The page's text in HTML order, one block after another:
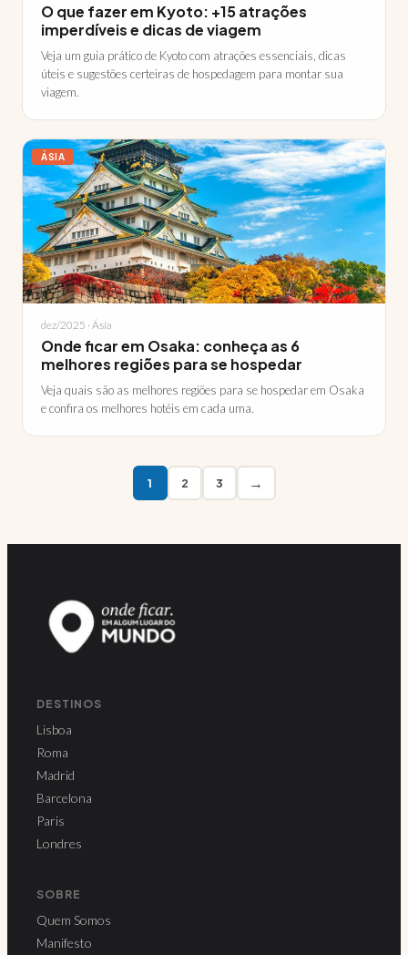
O que fazer em Kyoto: +15 atrações
imperdíveis e dicas de viagem
Veja um guia prático de Kyoto com atrações essenciais, dicas
úteis e sugestões certeiras de hospedagem para montar sua
viagem.
ÁSIA
dez/2025 · Ásia
Onde ficar em Osaka: conheça as 6
melhores regiões para se hospedar
Veja quais são as melhores regiões para se hospedar em Osaka
e confira os melhores hotéis em cada uma.
1 2 3 →
DESTINOS
Lisboa
Roma
Madrid
Barcelona
Paris
Londres
SOBRE
Quem Somos
Manifesto